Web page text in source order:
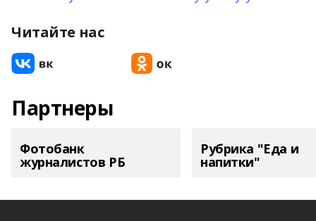
Читайте нас
Партнеры
Фотобанк
журналистов РБ
Рубрика "Еда и
напитки"